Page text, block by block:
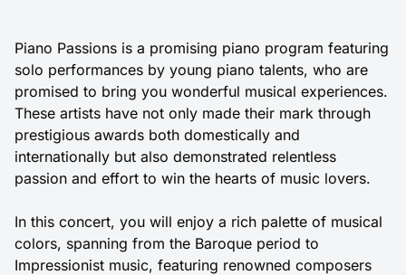
Piano Passions is a promising piano program featuring
solo performances by young piano talents, who are
promised to bring you wonderful musical experiences.
These artists have not only made their mark through
prestigious awards both domestically and
internationally but also demonstrated relentless
passion and effort to win the hearts of music lovers.
In this concert, you will enjoy a rich palette of musical
colors, spanning from the Baroque period to
Impressionist music, featuring renowned composers